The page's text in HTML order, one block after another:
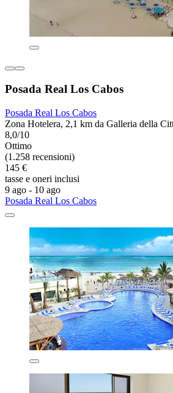
Posada Real Los Cabos
Posada Real Los Cabos
Zona Hotelera, 2,1 km da Galleria della
8,0/10
Ottimo
(1.258 recensioni)
145 €
tasse e oneri inclusi
9 ago - 10 ago
Posada Real Los Cabos